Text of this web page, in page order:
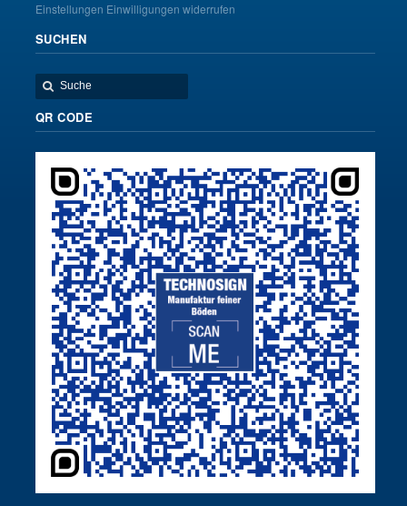
Einstellungen Einwilligungen widerrufen
SUCHEN
QR CODE